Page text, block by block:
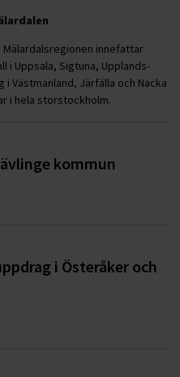
innefattar
i Uppsala, Sigtuna, Upplands-
Västmanland, Järfälla och Nacka
i hela storstockholm.
kommun
i Österåker och